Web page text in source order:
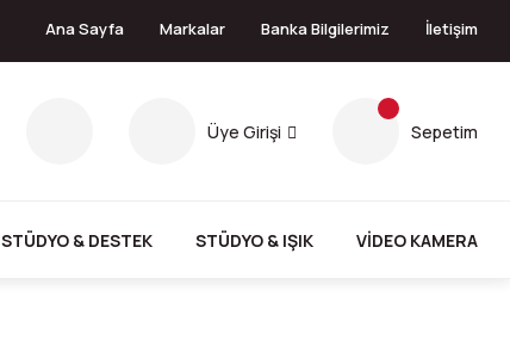
Ana Sayfa Markalar Banka Bilgilerimiz İletişim
Üye Girişi Sepetim
STÜDYO & DESTEK STÜDYO & IŞIK VİDEO KAMERA